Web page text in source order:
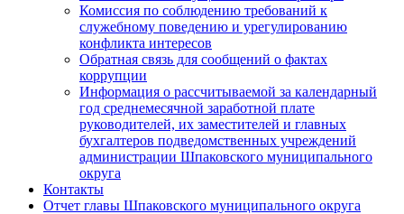
Комиссия по соблюдению требований к
служебному поведению и урегулированию
конфликта интересов
Обратная связь для сообщений о фактах
коррупции
Информация о рассчитываемой за календарный
год среднемесячной заработной плате
руководителей, их заместителей и главных
бухгалтеров подведомственных учреждений
администрации Шпаковского муниципального
округа
Контакты
Отчет главы Шпаковского муниципального округа